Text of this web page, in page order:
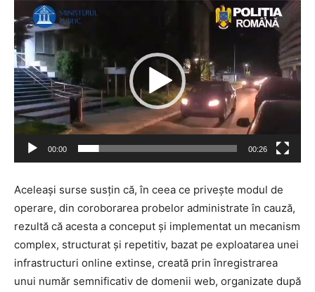
Player
video
00:00 00:26
Aceleași surse susțin că, în ceea ce privește modul de
operare, din coroborarea probelor administrate în cauză,
rezultă că acesta a conceput și implementat un mecanism
complex, structurat și repetitiv, bazat pe exploatarea unei
infrastructuri online extinse, creată prin înregistrarea
unui număr semnificativ de domenii web, organizate după